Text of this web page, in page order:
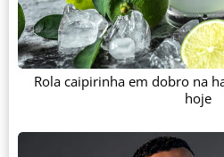
Rola caipirinha em dobro na
hoje